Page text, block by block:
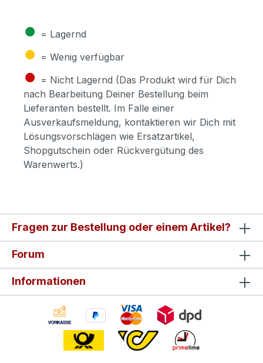
● = Lagernd
● = Wenig verfügbar
● = Nicht Lagernd (Das Produkt wird für Dich
nach Bearbeitung Deiner Bestellung beim
Lieferanten bestellt. Im Falle einer
Ausverkaufsmeldung, kontaktieren wir Dich mit
Lösungsvorschlägen wie Ersatzartikel,
Shopgutschein oder Rückvergütung des
Warenwerts.)
Fragen zur Bestellung oder einem Artikel?
Forum
Informationen